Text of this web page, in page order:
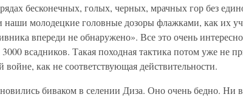
бесконечных, голых, черных, мрачных гор без
наши молодецкие головные дозоры флажками, как их
впереди не обнаружено». Все это очень
всадников. Такая походная тактика потом уже не
войне, как не соответствующая действительности.
биваком в селении Диза. Оно очень бедно. Ни